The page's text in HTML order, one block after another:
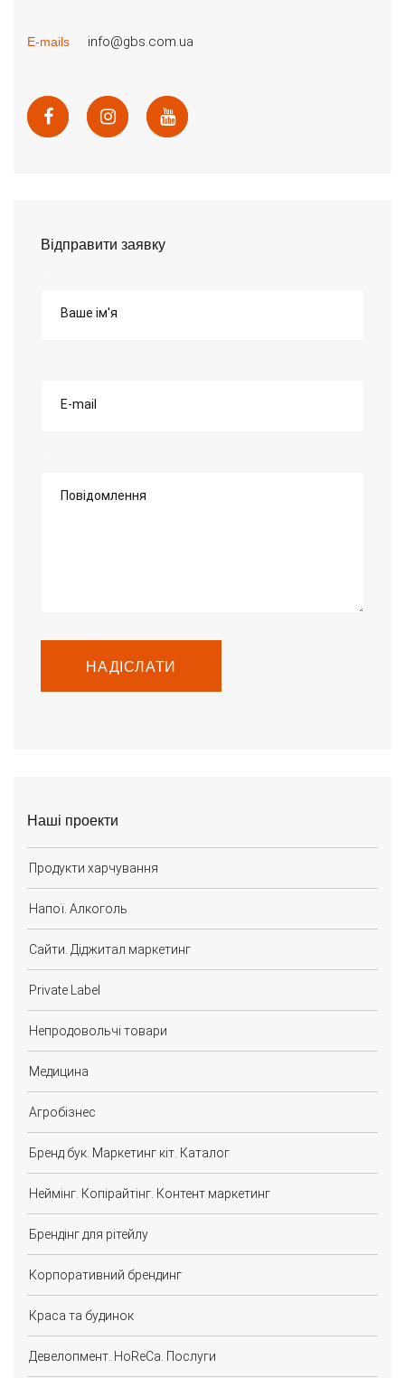
E-mails info@gbs.com.ua
Відправити заявку
Ваше ім'я
E-mail
Повідомлення
НАДІСЛАТИ
Наші проекти
Продукти харчування
Напої. Алкоголь
Сайти. Діджитал маркетинг
Private Label
Непродовольчі товари
Медицина
Агробізнес
Бренд бук. Маркетинг кіт. Каталог
Неймінг. Копірайтінг. Контент маркетинг
Брендінг для рітейлу
Корпоративний брендинг
Краса та будинок
Девелопмент. HoReCa. Послуги